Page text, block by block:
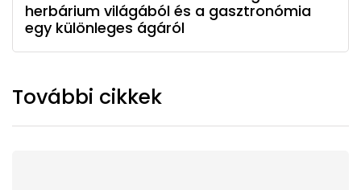
herbárium világából és a gasztronómia
egy különleges ágáról
További cikkek